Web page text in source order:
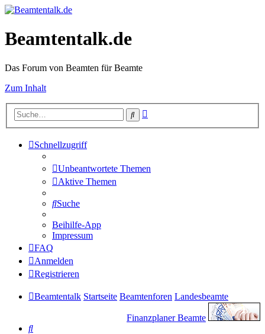
Beamtentalk.de
Das Forum von Beamten für Beamte
Zum Inhalt
Suche
Schnellzugriff
Unbeantwortete Themen
Aktive Themen
Suche
Beihilfe-App
Impressum
FAQ
Anmelden
Registrieren
Beamtentalk Startseite Beamtenforen Landesbeamte
Finanzplaner Beamte
Suche